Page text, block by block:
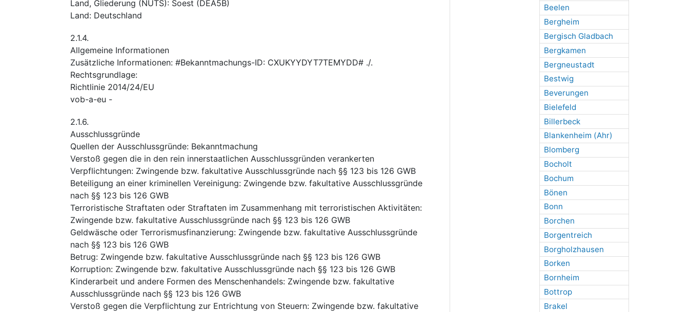
Beelen
Bergheim
Bergisch Gladbach
Bergkamen
Bergneustadt
Bestwig
Beverungen
Bielefeld
Billerbeck
Blankenheim (Ahr)
Blomberg
Bocholt
Bochum
Bönen
Bonn
Borchen
Borgentreich
Borgholzhausen
Borken
Bornheim
Bottrop
Brakel
Land, Gliederung (NUTS): Soest (DEA5B)
Land: Deutschland
2.1.4.
Allgemeine Informationen
Zusätzliche Informationen: #Bekanntmachungs-ID: CXUKYYDYT7TEMYDD# ./.
Rechtsgrundlage:
Richtlinie 2014/24/EU
vob-a-eu -
2.1.6.
Ausschlussgründe
Quellen der Ausschlussgründe: Bekanntmachung
Verstoß gegen die in den rein innerstaatlichen Ausschlussgründen verankerten
Verpflichtungen: Zwingende bzw. fakultative Ausschlussgründe nach §§ 123 bis 126 GWB
Beteiligung an einer kriminellen Vereinigung: Zwingende bzw. fakultative Ausschlussgründe
nach §§ 123 bis 126 GWB
Terroristische Straftaten oder Straftaten im Zusammenhang mit terroristischen Aktivitäten:
Zwingende bzw. fakultative Ausschlussgründe nach §§ 123 bis 126 GWB
Geldwäsche oder Terrorismusfinanzierung: Zwingende bzw. fakultative Ausschlussgründe
nach §§ 123 bis 126 GWB
Betrug: Zwingende bzw. fakultative Ausschlussgründe nach §§ 123 bis 126 GWB
Korruption: Zwingende bzw. fakultative Ausschlussgründe nach §§ 123 bis 126 GWB
Kinderarbeit und andere Formen des Menschenhandels: Zwingende bzw. fakultative
Ausschlussgründe nach §§ 123 bis 126 GWB
Verstoß gegen die Verpflichtung zur Entrichtung von Steuern: Zwingende bzw. fakultative